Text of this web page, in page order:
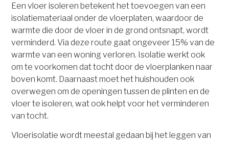
Een vloer isoleren betekent het toevoegen van een
isolatiemateriaal onder de vloerplaten, waardoor de
warmte die door de vloer in de grond ontsnapt, wordt
verminderd. Via deze route gaat ongeveer 15% van de
warmte van een woning verloren. Isolatie werkt ook
om te voorkomen dat tocht door de vloerplanken naar
boven komt. Daarnaast moet het huishouden ook
overwegen om de openingen tussen de plinten en de
vloer te isoleren, wat ook helpt voor het verminderen
van tocht.
Vloerisolatie wordt meestal gedaan bij het leggen van